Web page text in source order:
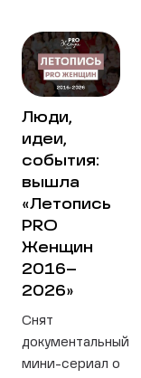
Люди,
идеи,
события:
вышла
«Летопись
PRO
Женщин
2016–
2026»
Снят
документальный
мини-сериал о